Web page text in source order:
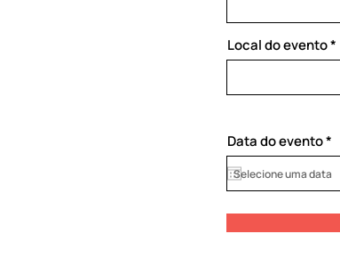
Local do evento
Data do evento*
e
i
d